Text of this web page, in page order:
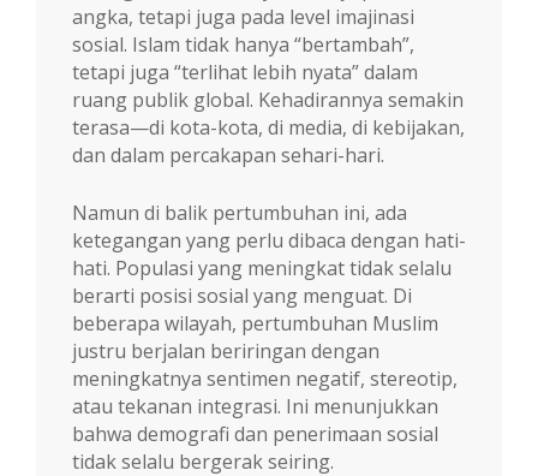
angka, tetapi juga pada level imajinasi
sosial. Islam tidak hanya “bertambah”,
tetapi juga “terlihat lebih nyata” dalam
ruang publik global. Kehadirannya semakin
terasa—di kota-kota, di media, di kebijakan,
dan dalam percakapan sehari-hari.
Namun di balik pertumbuhan ini, ada
ketegangan yang perlu dibaca dengan hati-
hati. Populasi yang meningkat tidak selalu
berarti posisi sosial yang menguat. Di
beberapa wilayah, pertumbuhan Muslim
justru berjalan beriringan dengan
meningkatnya sentimen negatif, stereotip,
atau tekanan integrasi. Ini menunjukkan
bahwa demografi dan penerimaan sosial
tidak selalu bergerak seiring.